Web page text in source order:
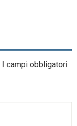
I campi obbligatori